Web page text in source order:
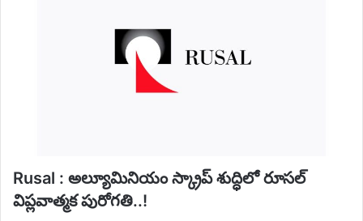
Rusal : అల్యూమినియం స్క్రాప్ శుద్ధిలో రూసల్
విప్లవాత్మక పురోగతి..!